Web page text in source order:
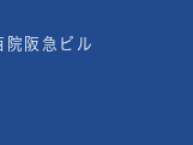
阪急ビル